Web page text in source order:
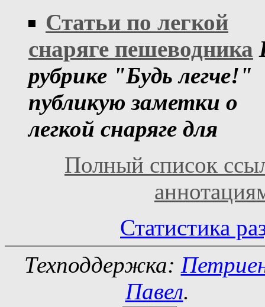
Статьи по легкой
снаряге пешеводника
рубрике "Будь легче!"
публикую заметки о
легкой снаряге для
Полный список
Статистика
Техподдержка:
Павел.